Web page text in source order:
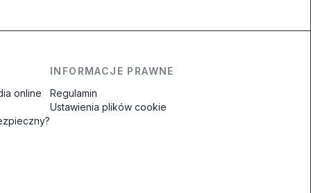
online
INFORMACJE PRAWNE
Regulamin
Ustawienia plików cookie